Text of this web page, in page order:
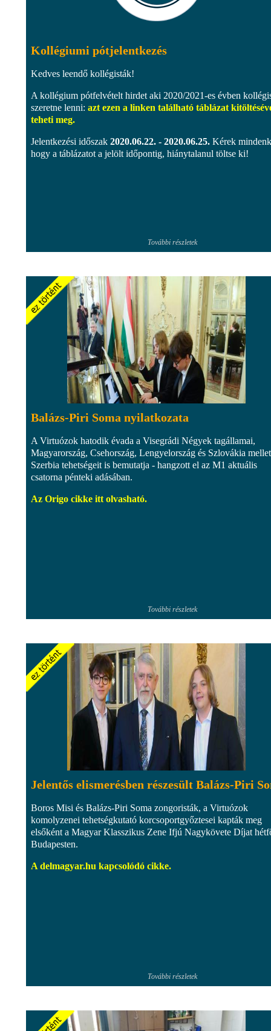
Kollégiumi pótjelentkezés
Kedves leendő kollégisták!
A kollégium pótfelvételt hirdet aki 2020/2021-es évben
szeretne lenni: azt ezen a linken található táblázat
teheti meg.
Jelentkezési időszak 2020.06.22. - 2020.06.25. Kérek
hogy a táblázatot a jelölt időpontig, hiánytalanul töltse ki!
További részletek
Balázs-Piri Soma nyilatkozata
A Virtuózok hatodik évada a Visegrádi Négyek tagállamai,
Magyarország, Csehország, Lengyelország és Szlovákia
Szerbia tehetségeit is bemutatja - hangzott el az M1 aktuális
csatorna pénteki adásában.
Az Origo cikke itt olvasható.
További részletek
Jelentős elismerésben részesült Balázs-Piri
Boros Misi és Balázs-Piri Soma zongoristák, a Virtuózok
komolyzenei tehetségkutató korcsoportgyőztesei kapták meg
elsőként a Magyar Klasszikus Zene Ifjú Nagykövete Díjat
Budapesten.
A delmagyar.hu kapcsolódó cikke.
További részletek